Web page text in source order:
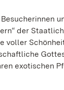
der
voller
exotischen